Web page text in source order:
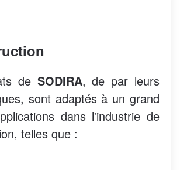
de SODIRA, de par leurs
sont adaptés à un grand
dans l'industrie de
telles que :